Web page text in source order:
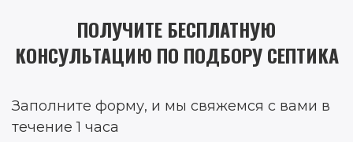
ПОЛУЧИТЕ БЕСПЛАТНУЮ
КОНСУЛЬТАЦИЮ ПО ПОДБОРУ СЕПТИКА
Заполните форму, и мы свяжемся с вами в
течение 1 часа